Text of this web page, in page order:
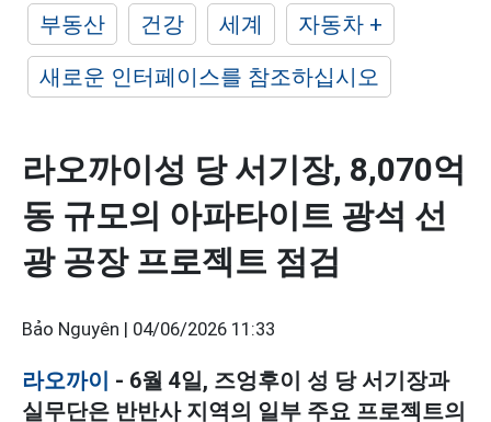
부동산
건강 세계
자동차 +
새로운 인터페이스를 참조하십시오
라오까이성 당 서기장, 8,070억
동 규모의 아파타이트 광석 선
광 공장 프로젝트 점검
Bảo Nguyên | 04/06/2026 11:33
라오까이 - 6월 4일, 즈엉후이 성 당 서기장과
실무단은 반반사 지역의 일부 주요 프로젝트의